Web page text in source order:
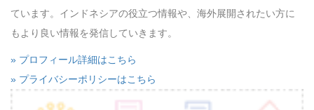
ています。インドネシアの役立つ情報や、海外展開されたい方に
もより良い情報を発信していきます。
» プロフィール詳細はこちら
» プライバシーポリシーはこちら